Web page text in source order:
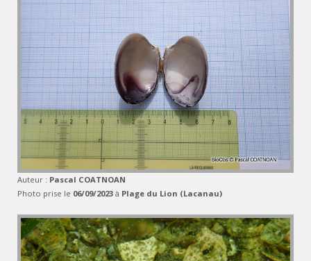
Auteur : Pascal COATNOAN
Photo prise le 06/09/2023 à Plage du Lion (Lacanau)